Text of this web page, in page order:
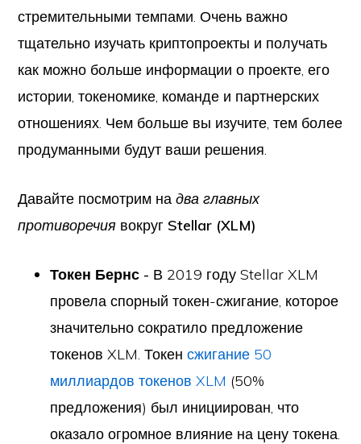
стремительными темпами. Очень важно
тщательно изучать криптопроекты и получать
как можно больше информации о проекте, его
истории, токеномике, команде и партнерских
отношениях. Чем больше вы изучите, тем более
продуманными будут ваши решения.
Давайте посмотрим надва главных
противоречия вокруг Stellar (XLM)
Токен Бернс - В 2019 году Stellar XLM
провела спорный токен-сжигание, которое
значительно сократило предложение
токенов XLM. Токенсжигание 50
миллиардов токенов XLM (50%
предложения) был инициирован, что
оказало огромное влияние на цену токена.